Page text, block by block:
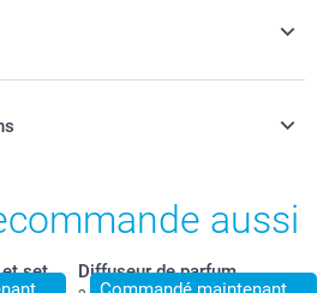
(€), TVA incluse et hors frais de
aussi
et set
Diffuseur de parfum